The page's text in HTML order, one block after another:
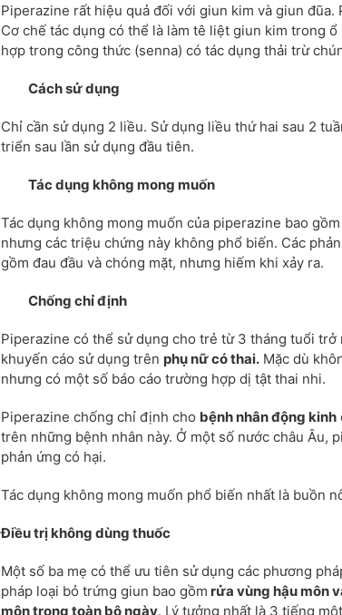
Piperazine rất hiệu quả đối với giun kim và giun
Cơ chế tác dụng có thể là làm tê liệt giun kim trong
hợp trong công thức (senna) có tác dụng thải trừ
Cách sử dụng
Chỉ cần sử dụng 2 liều. Sử dụng liều thứ hai sau 2
triển sau lần sử dụng đầu tiên.
Tác dụng không mong muốn
Tác dụng không mong muốn của piperazine bao gồm
nhưng các triệu chứng này không phổ biến. Các
gồm đau đầu và chóng mặt, nhưng hiếm khi xảy ra.
Chống chỉ định
Piperazine có thể sử dụng cho trẻ từ 3 tháng tuổi trở
khuyến cáo sử dụng trên phụ nữ có thai. Mặc dù
nhưng có một số báo cáo trường hợp dị tật thai nhi.
Piperazine chống chỉ định cho bệnh nhân động kinh
trên những bệnh nhân này. Ở một số nước châu Âu,
phản ứng có hại.
Tác dụng không mong muốn phổ biến nhất là buồn
Điều trị không dùng thuốc
Một số ba mẹ có thể ưu tiên sử dụng các phương
pháp loại bỏ trứng giun bao gồm rửa vùng hậu môn
môn trong toàn bộ ngày. Lý tưởng nhất là 3 tiếng